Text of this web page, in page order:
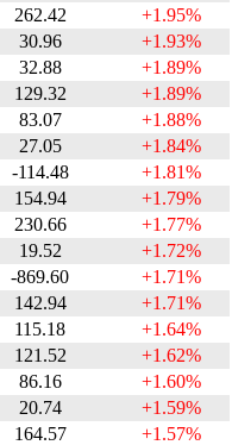
262.42
+1.95%
30.96
+1.93%
32.88
+1.89%
129.32
+1.89%
83.07
+1.88%
27.05
+1.84%
-114.48
+1.81%
154.94
+1.79%
230.66
+1.77%
19.52
+1.72%
-869.60
+1.71%
142.94
+1.71%
115.18
+1.64%
121.52
+1.62%
86.16
+1.60%
20.74
+1.59%
164.57
+1.57%